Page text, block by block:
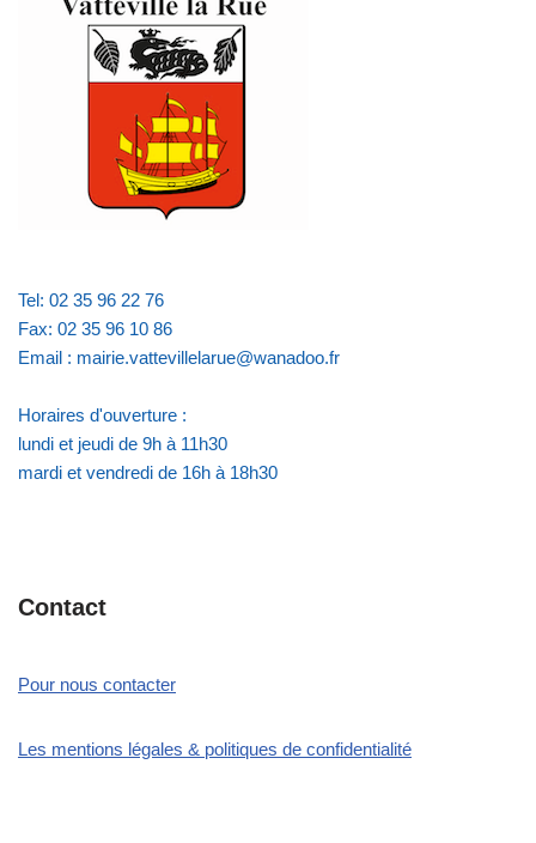
Tel: 02 35 96 22 76
Fax: 02 35 96 10 86
Email : mairie.vattevillelarue@wanadoo.fr
Horaires d'ouverture :
lundi et jeudi de 9h à 11h30
mardi et vendredi de 16h à 18h30
Contact
Pour nous contacter
Les mentions légales & politiques de confidentialité